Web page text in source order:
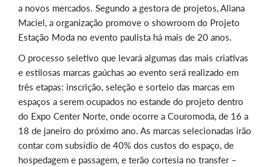
a novos mercados. Segundo a gestora de projetos, Aliana
Maciel, a organização promove o showroom do Projeto
Estação Moda no evento paulista há mais de 20 anos.
O processo seletivo que levará algumas das mais criativas
e estilosas marcas gaúchas ao evento será realizado em
três etapas: inscrição, seleção e sorteio das marcas em
espaços a serem ocupados no estande do projeto dentro
do Expo Center Norte, onde ocorre a Couromoda, de 16 a
18 de janeiro do próximo ano. As marcas selecionadas irão
contar com subsídio de 40% dos custos do espaço, de
hospedagem e passagem, e terão cortesia no transfer–